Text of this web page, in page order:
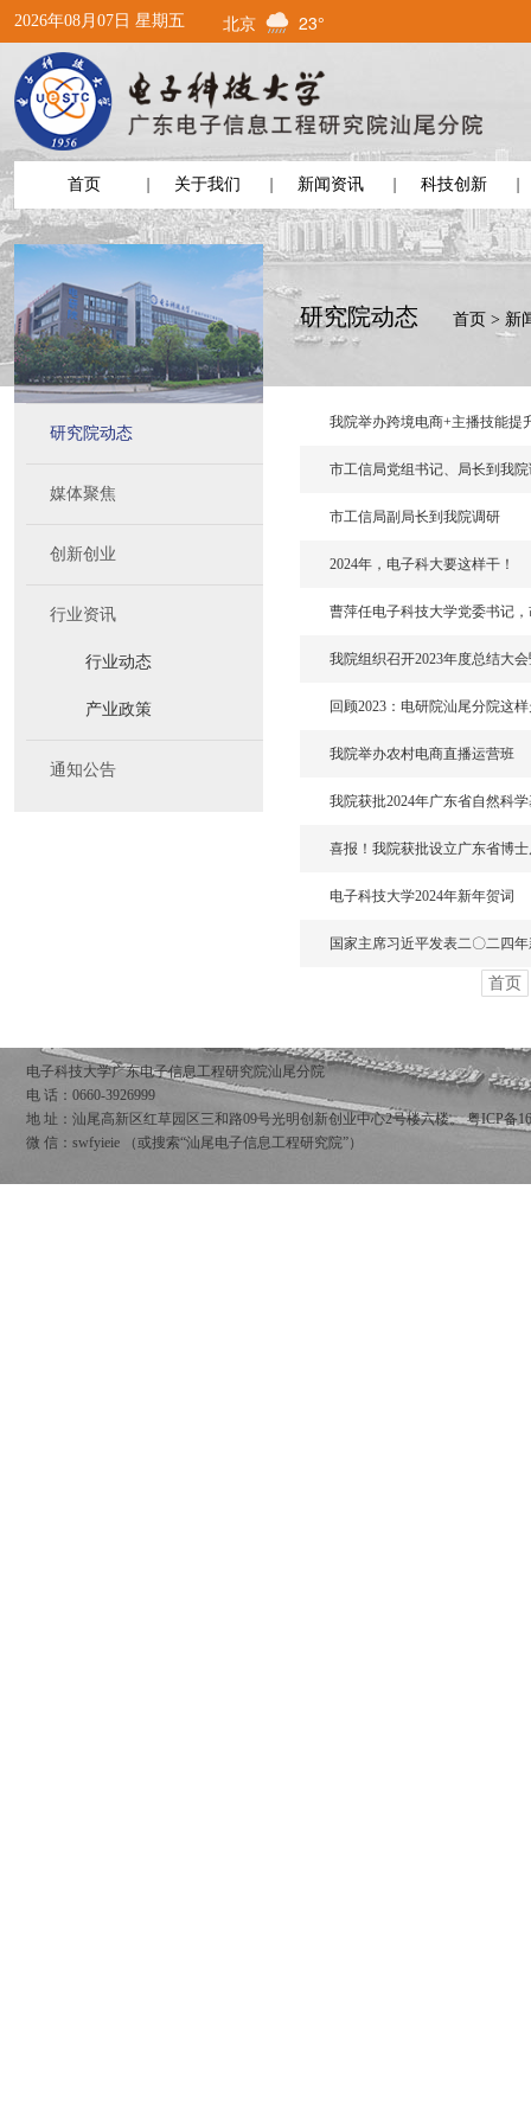
2026年08月07日 星期五 北京 23°
首页 关于我们 新闻资讯 科技创新
研究院动态
媒体聚焦
创新创业
行业资讯
行业动态
产业政策
通知公告
研究院动态 首页 > 新
我院举办跨境电商+主播技能提
市工信局党组书记、局长到我
市工信局副局长到我院调研
2024年，电子科大要这样干！
曹萍任电子科技大学党委书记
我院组织召开2023年度总结大
回顾2023：电研院汕尾分院这
我院举办农村电商直播运营班
我院获批2024年广东省自然科
喜报！我院获批设立广东省博
电子科技大学2024年新年贺词
国家主席习近平发表二〇二四
首页
电子科技大学广东电子信息工程研究院汕尾分院
电 话：0660-3926999
地 址：汕尾高新区红草园区三和路09号光明创新创业中心2号楼六楼。粤ICP备
微 信：swfyieie （或搜索“汕尾电子信息工程研究院”）